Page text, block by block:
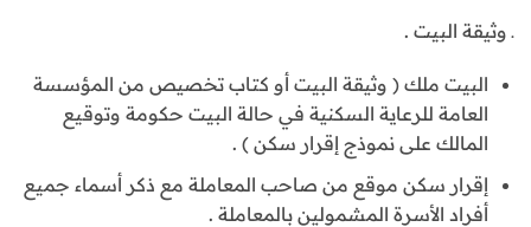
ـ وثيقة البيت .
البيت ملك ( وثيقة البيت أو كتاب تخصيص من المؤسسة
العامة للرعاية السكنية في حالة البيت حكومة وتوقيع
المالك على نموذج إقرار سكن ) .
إقرار سكن موقع من صاحب المعاملة مع ذكر أسماء جميع
أفراد الأسرة المشمولين بالمعاملة .